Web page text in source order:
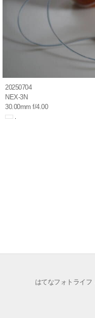
20250704
NEX-3N
30.00mm f/4.00
はてなフォトライフ